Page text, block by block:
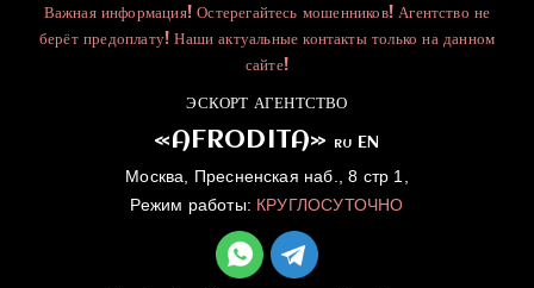
Важная информация! Остерегайтесь мошенников! Агентство не
берёт предоплату! Наши актуальные контакты только на данном
сайте!
ЭСКОРТ АГЕНТСТВО
«AFRODITA» RU EN
Москва, Пресненская наб., 8 стр 1,
Режим работы: КРУГЛОСУТОЧНО